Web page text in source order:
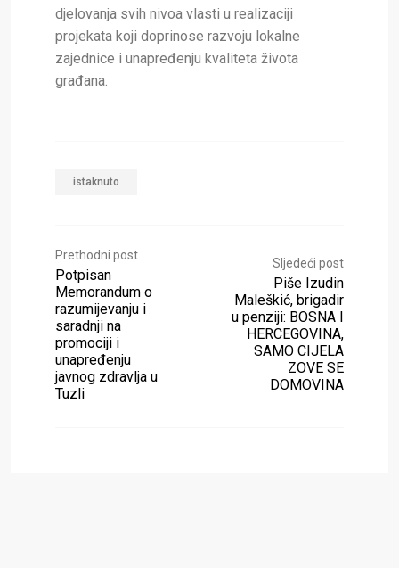
djelovanja svih nivoa vlasti u realizaciji
projekata koji doprinose razvoju lokalne
zajednice i unapređenju kvaliteta života
građana.
istaknuto
Prethodni post
Potpisan
Memorandum o
razumijevanju i
saradnji na
promociji i
unapređenju
javnog zdravlja u
Tuzli
Sljedeći post
Piše Izudin
Maleškić, brigadir
u penziji: BOSNA I
HERCEGOVINA,
SAMO CIJELA
ZOVE SE
DOMOVINA